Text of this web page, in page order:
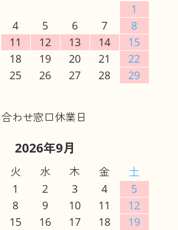
1
4 5 6 7
8
11 12 13 14
15
18 19 20 21
22
25 26 27 28
29
2026年9月
火 水 木 金
土
1
2 3 4
5
8 9 10 11
12
15 16 17 18
19